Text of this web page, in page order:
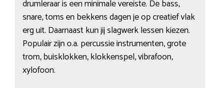
drumleraar is een minimale vereiste. De bass,
snare, toms en bekkens dagen je op creatief vlak
erg uit. Daarnaast kun jij slagwerk lessen kiezen.
Populair zijn o.a. percussie instrumenten, grote
trom, buisklokken, klokkenspel, vibrafoon,
xylofoon.